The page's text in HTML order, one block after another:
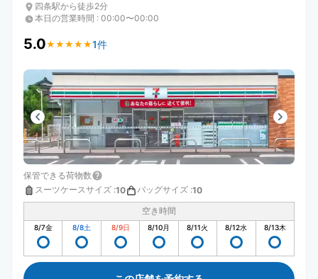
四条駅から徒歩2分
本日の営業時間 : 00:00〜00:00
5.0★ ★ ★ ★ ★
★ ★ ★ ★ ★1件
保管できる荷物数
スーツケースサイズ :10 バッグサイズ :10
空き時間
8/7金 8/8土 8/9日 8/10月 8/11火 8/12水 8/13木